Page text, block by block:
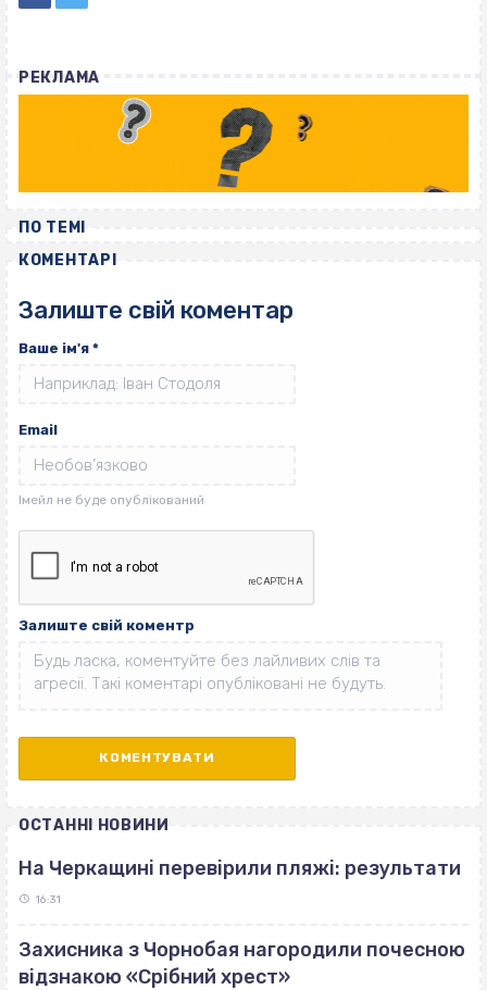
РЕКЛАМА
ПО ТЕМІ
КОМЕНТАРІ
Залиште свій коментар
Ваше ім'я *
Email
Залиште свій коментр
ОСТАННІ НОВИНИ
На Черкащині перевірили пляжі: результати
16:31
Захисника з Чорнобая нагородили почесною
відзнакою «Срібний хрест»